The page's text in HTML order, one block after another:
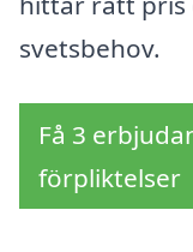
svetsbehov.
Få 3
förpliktelser